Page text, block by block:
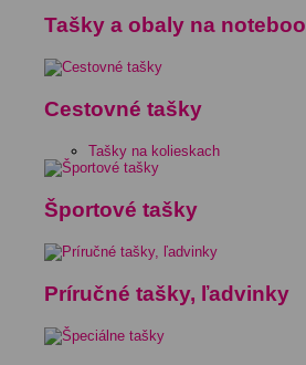
Tašky a obaly na
Cestovné tašky
Tašky na kolieskach
Športové tašky
Príručné tašky, ľadvinky